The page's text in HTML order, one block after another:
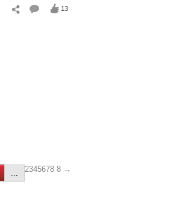
13
2345678
... 8 →